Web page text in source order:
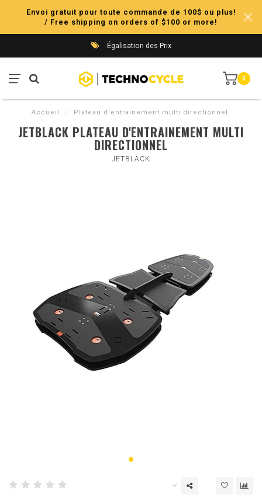
Envoi gratuit pour toute commande de 100$ ou plus!
/ Free shipping on orders of $100 or more!
Égalisation des Prix
0
Accueil / Plateau d'entrainement multi directionnel
JETBLACK PLATEAU D'ENTRAINEMENT MULTI
DIRECTIONNEL
JETBLACK